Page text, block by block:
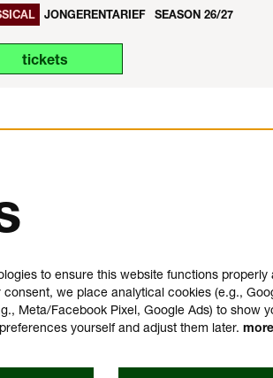
JONGERENTARIEF SEASON 26/27
tickets
house rules
general visitor
accessibility
to ensure this website functions
we place analytical cookies (e.g.,
Meta/Facebook Pixel, Google Ads) to show
yourself and adjust them later.